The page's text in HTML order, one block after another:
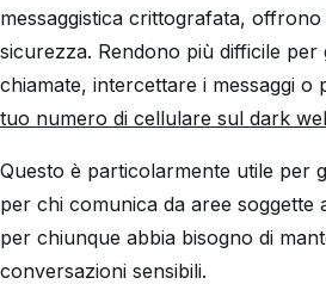
messaggistica crittografata,
sicurezza. Rendono più difficile per
chiamate, intercettare i messaggi o
tuo numero di cellulare sul dark
Questo è particolarmente utile per
per chi comunica da aree soggette
per chiunque abbia bisogno di
conversazioni sensibili.